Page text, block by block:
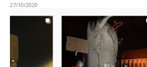
27/10/2020